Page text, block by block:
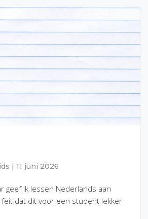
11 juni 2026
geef ik lessen Nederlands aan
dat dit voor een student lekker